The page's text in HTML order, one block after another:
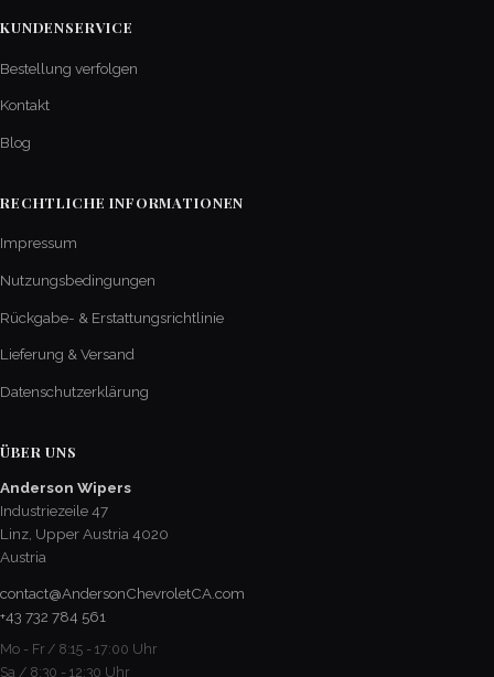
KUNDENSERVICE
Bestellung verfolgen
Kontakt
Blog
RECHTLICHE INFORMATIONEN
Impressum
Nutzungsbedingungen
Rückgabe- & Erstattungsrichtlinie
Lieferung & Versand
Datenschutzerklärung
ÜBER UNS
Anderson Wipers
Industriezeile 47
Linz, Upper Austria 4020
Austria
contact@AndersonChevroletCA.com
+43 732 784 561
Mo - Fr / 8:15 - 17:00 Uhr
Sa / 8:30 - 12:30 Uhr